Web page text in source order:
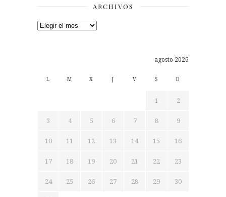
ARCHIVOS
Archivos
agosto 2026
L M X J V S D
1 2
3 4 5 6 7 8 9
10 11 12 13 14 15 16
17 18 19 20 21 22 23
24 25 26 27 28 29 30